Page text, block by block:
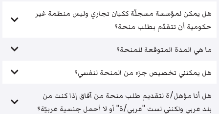
هل يمكن لمؤسسة مسجلّة ككيان تجاري وليس منظمة غير
حكومية أن تتقدّم بطلب منحة؟
ما هي المدة المتوقعة للمنحة؟
هل يمكنني تخصيص جزء من المنحة لنفسي؟
هل أنا مؤهل/ة لتقديم طلب منحة من آفاق إذا كنت من
بلد عربي ولكنني لست "عربي/ة" أو لا أحمل جنسية عربيّة؟